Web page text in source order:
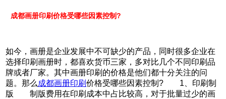
成都画册印刷价格受哪些因素控制?
如今，画册是企业发展中不可缺少的产品，同时很多企业在
选择印刷画册时，都喜欢货币三家，多对比几个不同印刷品
牌或者厂家。其中画册印刷的价格是他们都十分关注的问
题。那么 成都画册印刷价格受哪些因素控制? 1、印刷制
版 制版费用在印刷成本中占比较高，对于批量过少的画